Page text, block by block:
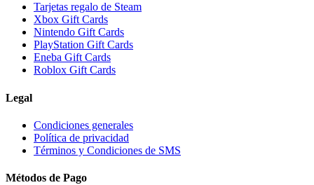
Tarjetas regalo de Steam
Xbox Gift Cards
Nintendo Gift Cards
PlayStation Gift Cards
Eneba Gift Cards
Roblox Gift Cards
Legal
Condiciones generales
Política de privacidad
Términos y Condiciones de SMS
Métodos de Pago